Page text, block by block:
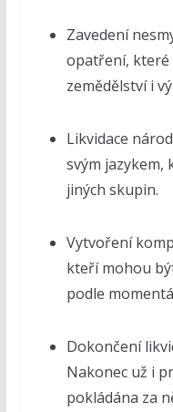
Zavedení
opatření, které
zemědělství i
Likvidace
svým jazykem,
jiných skupin.
Vytvoření
kteří mohou
podle
Dokončení
Nakonec už i
pokládána za